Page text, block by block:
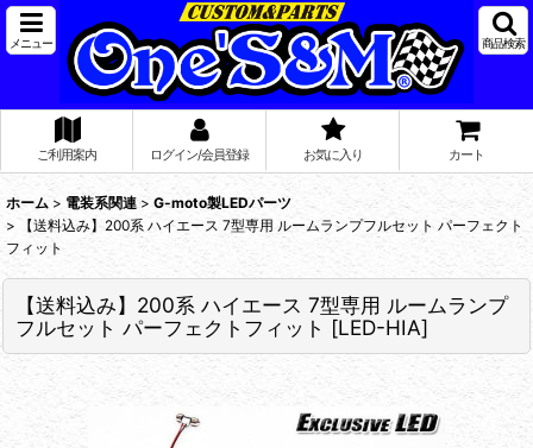
メニュー 商品検索
ご利用案内 ログイン/会員登録 お気に入り カート
ホーム > 電装系関連 > G-moto製LEDパーツ
>
【送料込み】200系 ハイエース 7型専用 ルームランプフルセット パーフェクト
フィット
【送料込み】200系 ハイエース 7型専用 ルームランプ
フルセット パーフェクトフィット [LED-HIA]